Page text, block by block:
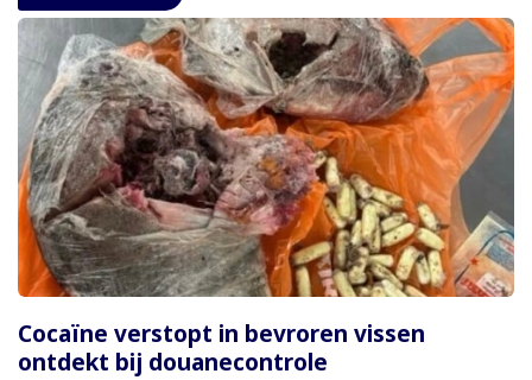
Cocaïne verstopt in bevroren vissen
ontdekt bij douanecontrole